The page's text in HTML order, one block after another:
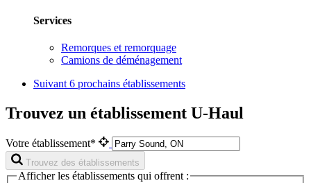
Services
Remorques et remorquage
Camions de déménagement
Suivant 6 prochains établissements
Trouvez un établissement U-Haul
Votre établissement*
Trouvez des établissements
Afficher les établissements qui offrent :